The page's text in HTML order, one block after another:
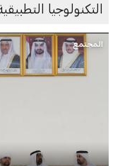
التكنولوجيا التطبيقية
المجتمع